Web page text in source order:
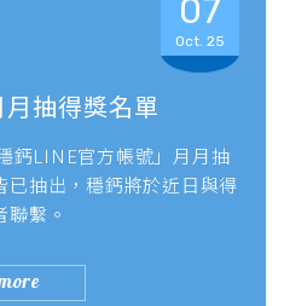
07
Oct. 25
月抽得獎名單
鈣LINE官方帳號」月月抽
已抽出，穩鈣將於近日與得
聯繫。